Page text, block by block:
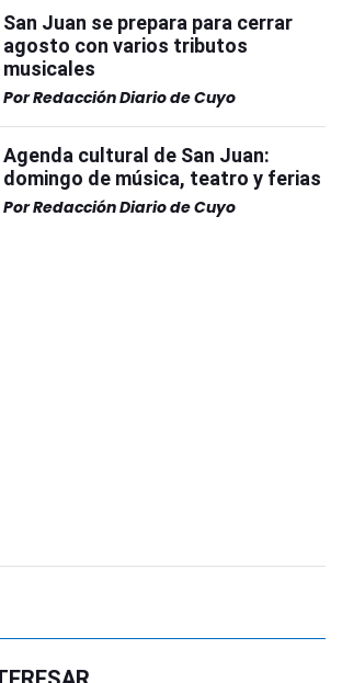
San Juan se prepara para cerrar
agosto con varios tributos
musicales
PorRedacción Diario de Cuyo
Agenda cultural de San Juan:
domingo de música, teatro y ferias
PorRedacción Diario de Cuyo